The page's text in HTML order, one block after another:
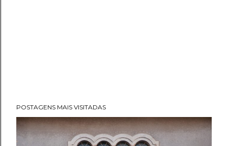
POSTAGENS MAIS VISITADAS